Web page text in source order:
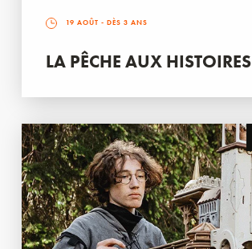
19 AOÛT - DÈS 3 ANS
LA PÊCHE AUX HISTOIRES